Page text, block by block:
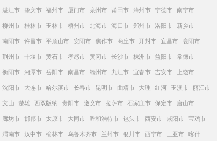
湛江市 肇庆市 福州市 厦门市 泉州市 莆田市 漳州市 宁德市 南宁市
柳州市 桂林市 玉林市 梧州市 北海市 海口市 郑州市 洛阳市 新乡市
南阳市 许昌市 平顶山市 安阳市 焦作市 商丘市 开封市 宜昌市 襄阳市
荆州市 十堰市 黄石市 孝感市 黄冈市 长沙市 株洲市 益阳市 常德市
衡阳市 湘潭市 岳阳市 南昌市 赣州市 九江市 宜春市 吉安市 上饶市
沈阳市 大连市 哈尔滨市 长春市 昆明市 曲靖市 大理 红河 玉溪市 丽江市
文山 楚雄 西双版纳 贵阳市 遵义市 拉萨市 石家庄市 保定市 唐山市
廊坊市 邯郸市 太原市 大同市 呼和浩特市 包头市 西安市 咸阳市 宝鸡市
渭南市 汉中市 榆林市 乌鲁木齐市 兰州市 银川市 西宁市 三亚市 喀什